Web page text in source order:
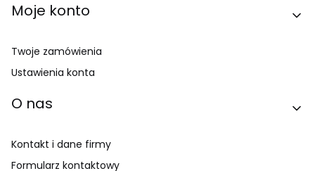
Moje konto
Twoje zamówienia
Ustawienia konta
O nas
Kontakt i dane firmy
Formularz kontaktowy